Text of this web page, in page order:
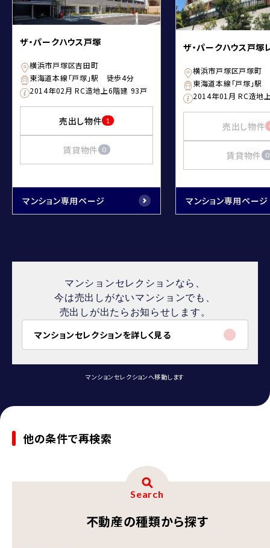
ザ・パークハウス戸塚
横浜市戸塚区吉田町
東海道本線「戸塚」駅 徒歩4分
2014年02月 RC造地上6階建 93戸
売出し物件 1
賃貸物件 0
マンション専用ページ
ザ・パークハウス戸塚
横浜市戸塚区戸塚町
東海道本線「戸塚」
2014年01月 RC造地
売出し物件
賃貸物件 0
マンション専用ページ
マンションセレクションなら、
今は売出しがないマンションでも、
売出しが出たらお知らせします。
マンションセレクションを詳しく見る
マンションセレクションへ移動します
他の条件で再検索
Search
不動産の種類から探す